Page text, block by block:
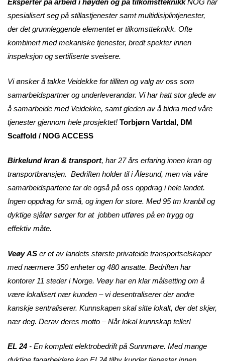
Eksperter på arbeid i høyden og på tilkomstteknikkNOG har
spesialisert seg på stillastjenester samt multidisiplintjenester,
der det grunnleggende elementet er tilkomstteknikk. Ofte
kombinert med mekaniske tjenester, bredt spekter innen
inspeksjon og sertifiserte sveisere.
Vi ønsker å takke Veidekke for tilliten og valg av oss som
samarbeidspartner og underleverandør. Vi har hatt stor glede av
å samarbeide med Veidekke, samt gleden av å bidra med våre
tjenester gjennom hele prosjektet! Torbjørn Vartdal, DM
Scaffold / NOG ACCESS
Birkelund kran & transport, har 27 års erfaring innen kran og
transportbransjen. Bedriften holder til i Ålesund, men via våre
samarbeidspartene tar de også på oss oppdrag i hele landet.
Ingen oppdrag for små, og ingen for store. Med 95 tm kranbil og
dyktige sjåfør sørger for at jobben utføres på en trygg og
effektiv måte.
Veøy AS er et av landets største privateide transportselskaper
med nærmere 350 enheter og 480 ansatte. Bedriften har
kontorer 11 steder i Norge. Veøy har en klar målsetting om å
være lokalisert nær kunden – vi desentraliserer der andre
kanskje sentraliserer. Kunnskapen skal sitte lokalt, der det skjer,
nær deg. Derav deres motto – Når lokal kunnskap teller!
EL 24 - En komplett elektrobedrift på Sunnmøre. Med mange